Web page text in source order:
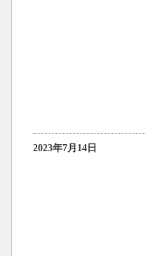
2023年7月14日